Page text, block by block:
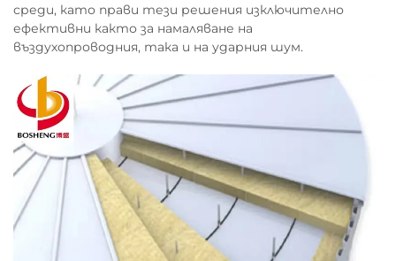
среди, като прави тези решения изключително
ефективни както за намаляване на
въздухопроводния, така и на ударния шум.